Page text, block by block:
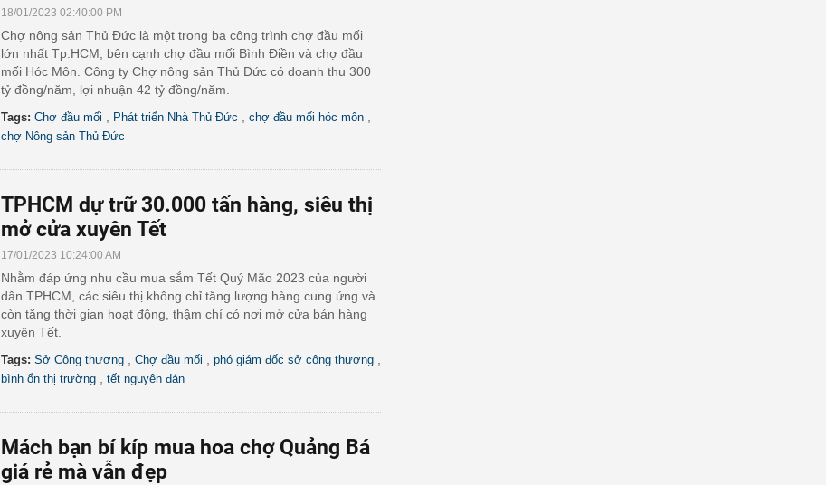
18/01/2023 02:40:00 PM
Chợ nông sản Thủ Đức là một trong ba công trình chợ đầu mối
lớn nhất Tp.HCM, bên cạnh chợ đầu mối Bình Điền và chợ đầu
mối Hóc Môn. Công ty Chợ nông sản Thủ Đức có doanh thu 300
tỷ đồng/năm, lợi nhuận 42 tỷ đồng/năm.
Tags: Chợ đầu mối Phát triển Nhà Thủ Đức chợ đầu mối hóc môn
chợ Nông sản Thủ Đức
TPHCM dự trữ 30.000 tấn hàng, siêu thị
mở cửa xuyên Tết
17/01/2023 10:24:00 AM
Nhằm đáp ứng nhu cầu mua sắm Tết Quý Mão 2023 của người
dân TPHCM, các siêu thị không chỉ tăng lượng hàng cung ứng và
còn tăng thời gian hoạt động, thậm chí có nơi mở cửa bán hàng
xuyên Tết.
Tags: Sở Công thương Chợ đầu mối phó giám đốc sở công thương
bình ổn thị trường tết nguyên đán
Mách bạn bí kíp mua hoa chợ Quảng Bá
giá rẻ mà vẫn đẹp